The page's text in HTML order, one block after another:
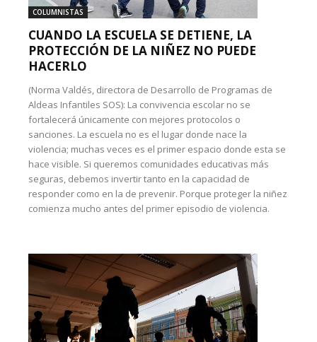
COLUMNISTAS
CUANDO LA ESCUELA SE DETIENE, LA
PROTECCIÓN DE LA NIÑEZ NO PUEDE
HACERLO
(Norma Valdés, directora de Desarrollo de Programas de
Aldeas Infantiles SOS): La convivencia escolar no se
fortalecerá únicamente con mejores protocolos o
sanciones. La escuela no es el lugar donde nace la
violencia; muchas veces es el primer espacio donde esta se
hace visible. Si queremos comunidades educativas más
seguras, debemos invertir tanto en la capacidad de
responder como en la de prevenir. Porque proteger la niñez
comienza mucho antes del primer episodio de violencia.